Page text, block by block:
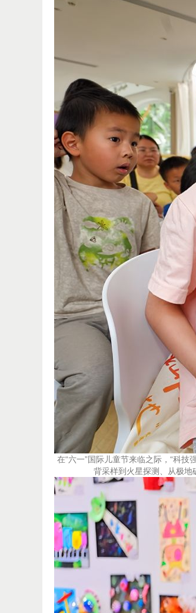
在“六一”国际儿童节来临之际，“科
背采样到火星探测、从极